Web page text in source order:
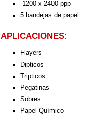
1200 x 2400 ppp
5 bandejas de papel.
APLICACIONES:
Flayers
Dipticos
Tripticos
Pegatinas
Sobres
Papel Químico